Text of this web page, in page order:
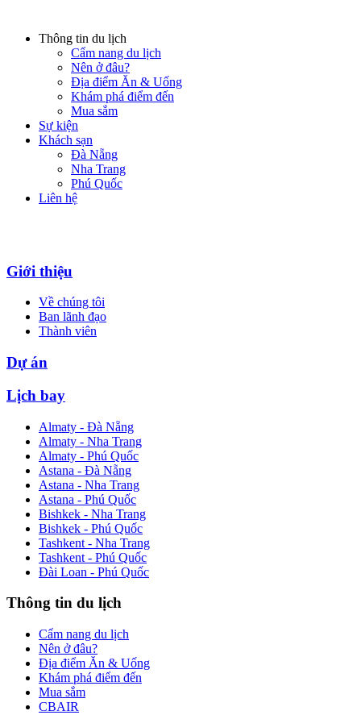
Thông tin du lịch
Cẩm nang du lịch
Nên ở đâu?
Địa điểm Ăn & Uống
Khám phá điểm đến
Mua sắm
Sự kiện
Khách sạn
Đà Nẵng
Nha Trang
Phú Quốc
Liên hệ
Giới thiệu
Về chúng tôi
Ban lãnh đạo
Thành viên
Dự án
Lịch bay
Almaty - Đà Nẵng
Almaty - Nha Trang
Almaty - Phú Quốc
Astana - Đà Nẵng
Astana - Nha Trang
Astana - Phú Quốc
Bishkek - Nha Trang
Bishkek - Phú Quốc
Tashkent - Nha Trang
Tashkent - Phú Quốc
Đài Loan - Phú Quốc
Thông tin du lịch
Cẩm nang du lịch
Nên ở đâu?
Địa điểm Ăn & Uống
Khám phá điểm đến
Mua sắm
CBAIR